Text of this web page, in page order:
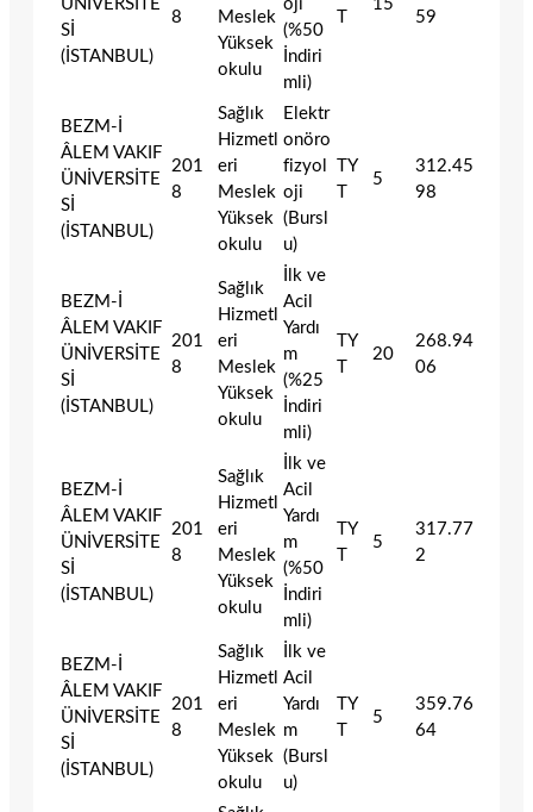
ÜNİVERSİTE
Sİ
(İSTANBUL)
8
Meslek
Yüksek
okulu
oji
(%50
İndiri
mli)
T
15
59
BEZM-İ
ÂLEM VAKIF
ÜNİVERSİTE
Sİ
(İSTANBUL)
201
8
Sağlık
Hizmetl
eri
Meslek
Yüksek
okulu
Elektr
onöro
fizyol
oji
(Bursl
u)
TY
T
5
312.45
98
BEZM-İ
ÂLEM VAKIF
ÜNİVERSİTE
Sİ
(İSTANBUL)
201
8
Sağlık
Hizmetl
eri
Meslek
Yüksek
okulu
İlk ve
Acil
Yardı
m
(%25
İndiri
mli)
TY
T
20
268.94
06
BEZM-İ
ÂLEM VAKIF
ÜNİVERSİTE
Sİ
(İSTANBUL)
201
8
Sağlık
Hizmetl
eri
Meslek
Yüksek
okulu
İlk ve
Acil
Yardı
m
(%50
İndiri
mli)
TY
T
5
317.77
2
BEZM-İ
ÂLEM VAKIF
ÜNİVERSİTE
Sİ
(İSTANBUL)
201
8
Sağlık
Hizmetl
eri
Meslek
Yüksek
okulu
İlk ve
Acil
Yardı
m
(Bursl
u)
TY
T
5
359.76
64